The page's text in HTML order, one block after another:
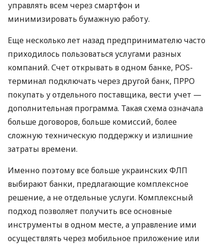
управлять всем через смартфон и
минимизировать бумажную работу.
Еще несколько лет назад предпринимателю часто
приходилось пользоваться услугами разных
компаний. Счет открывать в одном банке, POS-
терминал подключать через другой банк, ПРРО
покупать у отдельного поставщика, вести учет —
дополнительная программа. Такая схема означала
больше договоров, больше комиссий, более
сложную техническую поддержку и излишние
затраты времени.
Именно поэтому все больше украинских ФЛП
выбирают банки, предлагающие комплексное
решение, а не отдельные услуги. Комплексный
подход позволяет получить все основные
инструменты в одном месте, а управление ими
осуществлять через мобильное приложение или